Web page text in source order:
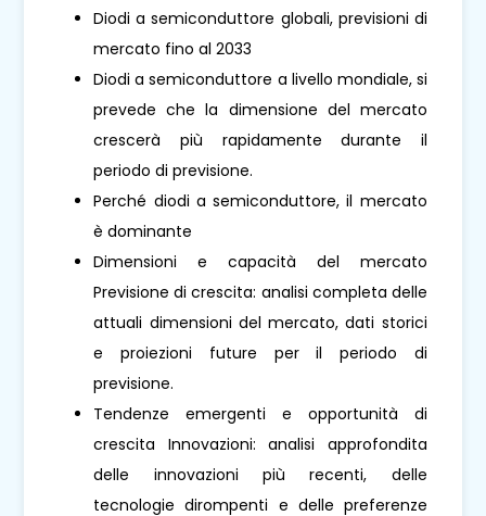
Diodi a semiconduttore globali, previsioni di
mercato fino al 2033
Diodi a semiconduttore a livello mondiale, si
prevede che la dimensione del mercato
crescerà più rapidamente durante il
periodo di previsione.
Perché diodi a semiconduttore, il mercato
è dominante
Dimensioni e capacità del mercato
Previsione di crescita: analisi completa delle
attuali dimensioni del mercato, dati storici
e proiezioni future per il periodo di
previsione.
Tendenze emergenti e opportunità di
crescita Innovazioni: analisi approfondita
delle innovazioni più recenti, delle
tecnologie dirompenti e delle preferenze